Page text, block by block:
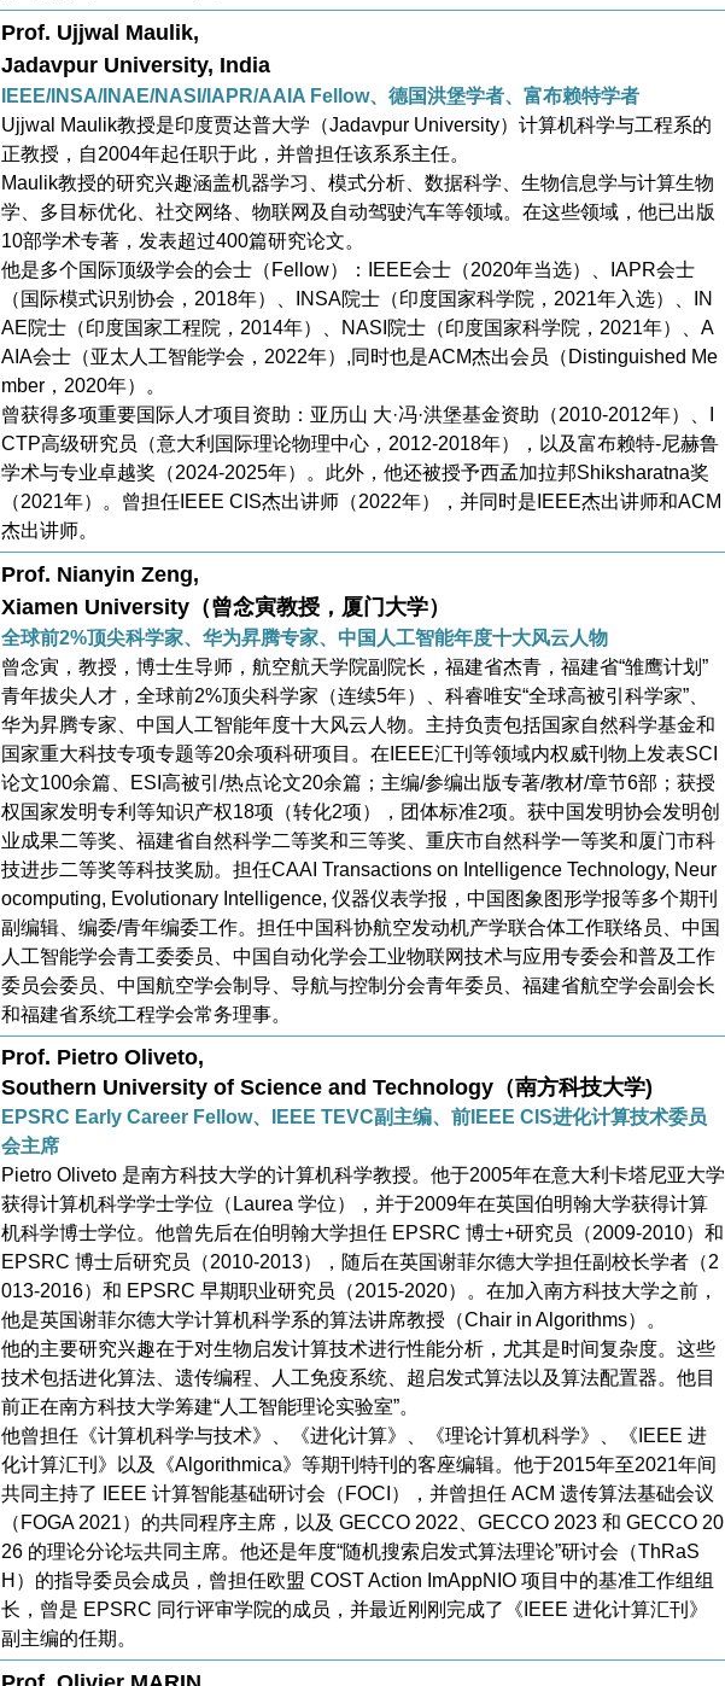
Prof. Ujjwal Maulik,
Jadavpur University, India
IEEE/INSA/INAE/NASI/IAPR/AAIA Fellow、德国洪堡学者、富布赖特学者
Ujjwal Maulik教授是印度贾达普大学（Jadavpur University）计算机科学与工程系的
正教授，自2004年起任职于此，并曾担任该系系主任。
Maulik教授的研究兴趣涵盖机器学习、模式分析、数据科学、生物信息学与计算生物
学、多目标优化、社交网络、物联网及自动驾驶汽车等领域。在这些领域，他已出版
10部学术专著，发表超过400篇研究论文。
他是多个国际顶级学会的会士（Fellow）：IEEE会士（2020年当选）、IAPR会士
（国际模式识别协会，2018年）、INSA院士（印度国家科学院，2021年入选）、IN
AE院士（印度国家工程院，2014年）、NASI院士（印度国家科学院，2021年）、A
AIA会士（亚太人工智能学会，2022年）,同时也是ACM杰出会员（Distinguished Me
mber，2020年）。
曾获得多项重要国际人才项目资助：亚历山 大·冯·洪堡基金资助（2010-2012年）、I
CTP高级研究员（意大利国际理论物理中心，2012-2018年），以及富布赖特-尼赫鲁
学术与专业卓越奖（2024-2025年）。此外，他还被授予西孟加拉邦Shiksharatna奖
（2021年）。曾担任IEEE CIS杰出讲师（2022年），并同时是IEEE杰出讲师和ACM
杰出讲师。
Prof. Nianyin Zeng,
Xiamen University（曾念寅教授，厦门大学）
全球前2%顶尖科学家、华为昇腾专家、中国人工智能年度十大风云人物
曾念寅，教授，博士生导师，航空航天学院副院长，福建省杰青，福建省“雏鹰计划”
青年拔尖人才，全球前2%顶尖科学家（连续5年）、科睿唯安“全球高被引科学家”、
华为昇腾专家、中国人工智能年度十大风云人物。主持负责包括国家自然科学基金和
国家重大科技专项专题等20余项科研项目。在IEEE汇刊等领域内权威刊物上发表SCI
论文100余篇、ESI高被引/热点论文20余篇；主编/参编出版专著/教材/章节6部；获授
权国家发明专利等知识产权18项（转化2项），团体标准2项。获中国发明协会发明创
业成果二等奖、福建省自然科学二等奖和三等奖、重庆市自然科学一等奖和厦门市科
技进步二等奖等科技奖励。担任CAAI Transactions on Intelligence Technology, Neur
ocomputing, Evolutionary Intelligence, 仪器仪表学报，中国图象图形学报等多个期刊
副编辑、编委/青年编委工作。担任中国科协航空发动机产学联合体工作联络员、中国
人工智能学会青工委委员、中国自动化学会工业物联网技术与应用专委会和普及工作
委员会委员、中国航空学会制导、导航与控制分会青年委员、福建省航空学会副会长
和福建省系统工程学会常务理事。
Prof. Pietro Oliveto,
Southern University of Science and Technology（南方科技大学)
EPSRC Early Career Fellow、IEEE TEVC副主编、前IEEE CIS进化计算技术委员
会主席
Pietro Oliveto 是南方科技大学的计算机科学教授。他于2005年在意大利卡塔尼亚大学
获得计算机科学学士学位（Laurea 学位），并于2009年在英国伯明翰大学获得计算
机科学博士学位。他曾先后在伯明翰大学担任 EPSRC 博士+研究员（2009-2010）和
EPSRC 博士后研究员（2010-2013），随后在英国谢菲尔德大学担任副校长学者（2
013-2016）和 EPSRC 早期职业研究员（2015-2020）。在加入南方科技大学之前，
他是英国谢菲尔德大学计算机科学系的算法讲席教授（Chair in Algorithms）。
他的主要研究兴趣在于对生物启发计算技术进行性能分析，尤其是时间复杂度。这些
技术包括进化算法、遗传编程、人工免疫系统、超启发式算法以及算法配置器。他目
前正在南方科技大学筹建“人工智能理论实验室”。
他曾担任《计算机科学与技术》、《进化计算》、《理论计算机科学》、《IEEE 进
化计算汇刊》以及《Algorithmica》等期刊特刊的客座编辑。他于2015年至2021年间
共同主持了 IEEE 计算智能基础研讨会（FOCI），并曾担任 ACM 遗传算法基础会议
（FOGA 2021）的共同程序主席，以及 GECCO 2022、GECCO 2023 和 GECCO 20
26 的理论分论坛共同主席。他还是年度“随机搜索启发式算法理论”研讨会（ThRaS
H）的指导委员会成员，曾担任欧盟 COST Action ImAppNIO 项目中的基准工作组组
长，曾是 EPSRC 同行评审学院的成员，并最近刚刚完成了《IEEE 进化计算汇刊》
副主编的任期。